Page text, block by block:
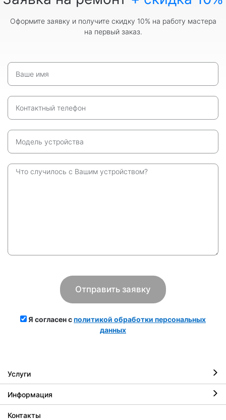
Оформите заявку и получите скидку 10% на работу мастера
на первый заказ.
Я согласен сполитикой обработки персональных
данных
Услуги
Ремонт iPhone
Ремонт iPad
Информация
О компании
Контакты